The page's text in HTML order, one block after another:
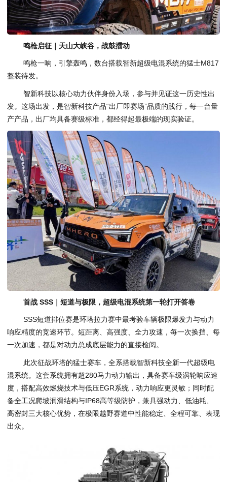
鸣枪启征｜天山大峡谷，战鼓擂动
鸣枪一响，引擎轰鸣，数台搭载智新超级电混系统的猛士M817
整装待发。
智新科技以核心动力伙伴身份入场，参与并见证这一历史性出
发。这场出发，是智新科技产品“出厂即赛场”品质的践行，每一台量
产产品，出厂均具备赛级标准，都经得起最极端的现实验证。
首战 SSS｜短道与极限，超级电混系统第一轮打开答卷
SSS短道排位赛是环塔拉力赛中最考验车辆极限爆发力与动力
响应精度的竞速环节。短距离、高强度、全力攻速，每一次换挡、每
一次加速，都是对动力总成底层能力的直接检阅。
此次征战环塔的猛士赛车，全系搭载智新科技全新一代超级电
混系统。这套系统拥有超280马力动力输出，具备赛车级涡轮响应速
度，搭配高效燃烧技术与低压EGR系统，动力响应更灵敏；同时配
备全工况爬坡润滑结构与IP68高等级防护，兼具强动力、低油耗、
高密封三大核心优势，在极限越野赛道中性能稳定、全程可靠、表现
出众。